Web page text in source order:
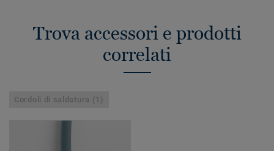
Trova accessori e prodotti
correlati
Cordoli di saldatura (1)